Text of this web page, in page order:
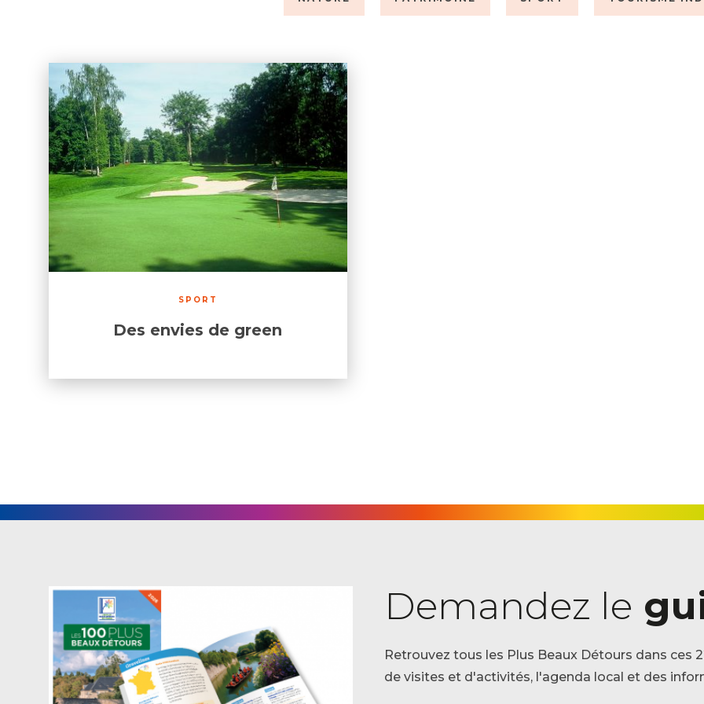
SPORT
Des envies de green
Demandez le
Retrouvez tous les Plus Beaux Détours dans ces
de visites et d'activités, l'agenda local et des